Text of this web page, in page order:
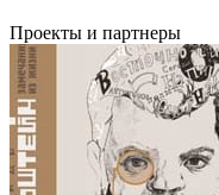
Проекты и партнеры